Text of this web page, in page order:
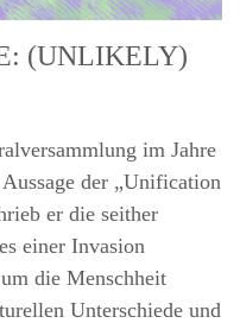
(UNLIKELY)
im Jahre
der „Unification
er die seither
einer Invasion
die Menschheit
Unterschiede und